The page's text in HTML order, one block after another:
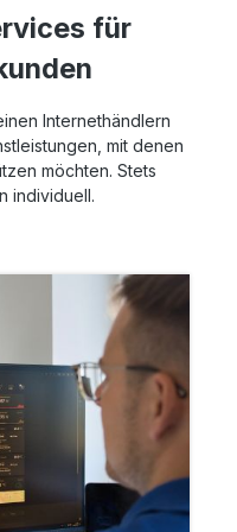
für
Internethändlern
mit denen
möchten. Stets
individuell.